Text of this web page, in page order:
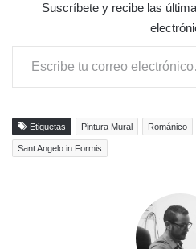
Suscríbete y recibe las
Escribe tu correo electrónico…
Etiquetas Pintura Mural Románico
Sant Angelo in Formis